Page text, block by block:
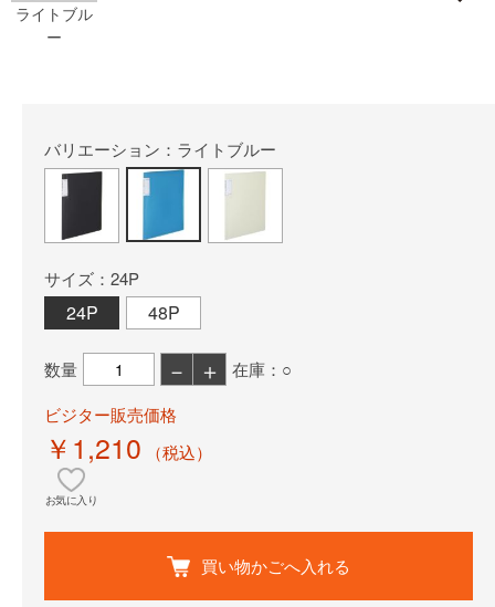
ライトブル
ー
バリエーション：ライトブルー
サイズ：24P
24P 48P
数量 － ＋
在庫：○
ビジター販売価格
￥1,210 （税込）
お気に入り
買い物かごへ入れる